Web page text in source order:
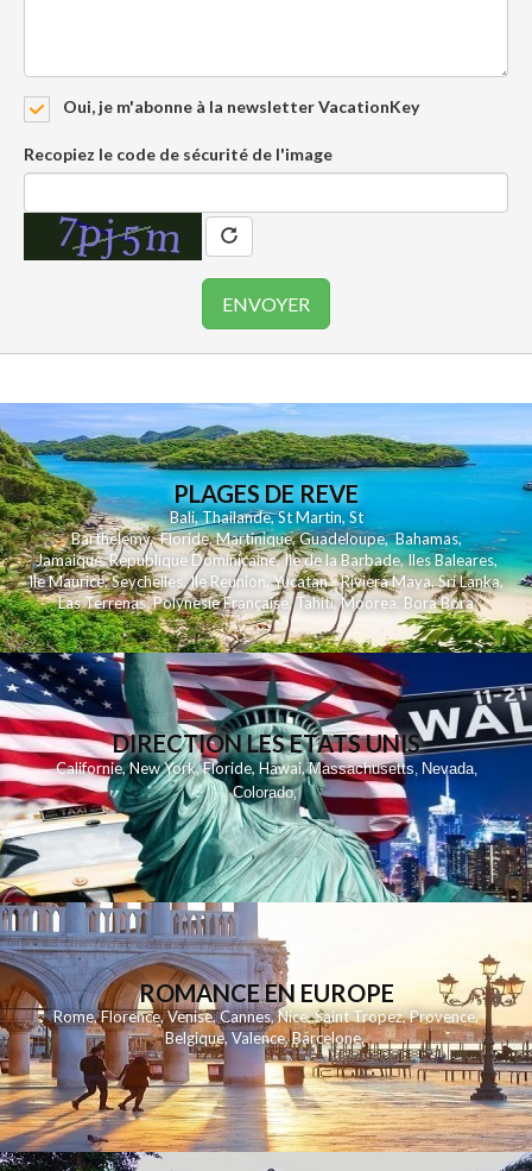
Oui, je m'abonne à la newsletter VacationKey
Recopiez le code de sécurité de l'image
PLAGES DE REVE
Bali,Thailande,St Martin,St
Barthelemy,Floride,Martinique,Guadeloupe,Bahamas,
Jamaique,Republique Dominicaine,Ile de la Barbade,Iles Baleares,
Ile Maurice,Seychelles,Ile Reunion,Yucatan - Riviera Maya,Sri Lanka,
Las Terrenas,Polynesie Française,Tahiti,Moorea, Bora Bora
DIRECTION LES ETATS UNIS
Californie,New York,Floride,Hawai,Massachusetts, Nevada,
Colorado,
ROMANCE EN EUROPE
Rome,Florence,Venise,Cannes,Nice,Saint Tropez,Provence,
Belgique,Valence,Barcelone,